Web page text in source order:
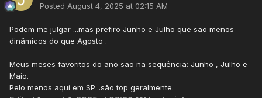
Posted August 4, 2025 at 02:15 AM
Podem me julgar ...mas prefiro Junho e Julho que são menos
dinâmicos do que Agosto .
Meus meses favoritos do ano são na sequência: Junho , Julho e
Maio.
Pelo menos aqui em SP...são top geralmente.